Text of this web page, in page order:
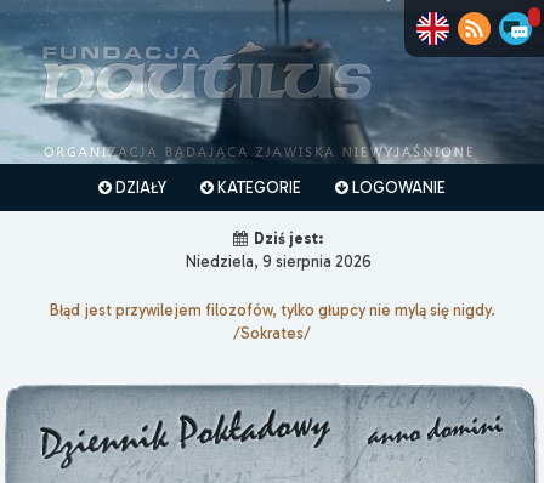
DZIAŁY KATEGORIE LOGOWANIE
Dziś jest:
Niedziela, 9 sierpnia 2026
Błąd jest przywilejem filozofów, tylko głupcy nie mylą się nigdy.
/Sokrates/